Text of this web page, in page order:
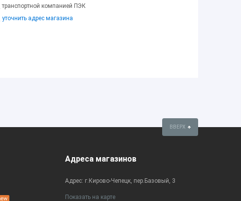
транспортной компанией ПЭК
уточнить адрес магазина
ВВЕРХ
Адреса магазинов
Адрес: г.Кирово-Чепецк, пер.Базовый, 3
Показать на карте